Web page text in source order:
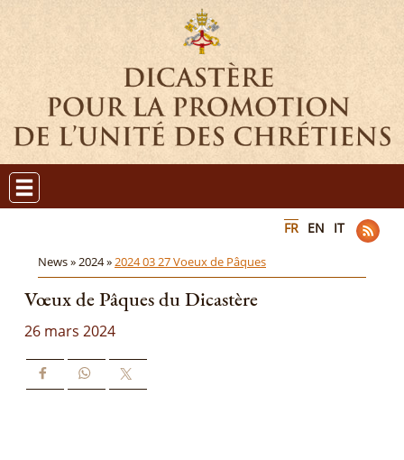
FR EN IT
News »2024 »2024 03 27 Voeux de Pâques
Vœux de Pâques du Dicastère
26 mars 2024